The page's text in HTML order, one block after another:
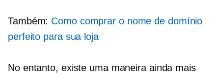
Também: Como comprar o nome de domínio
perfeito para sua loja
No entanto, existe uma maneira ainda mais